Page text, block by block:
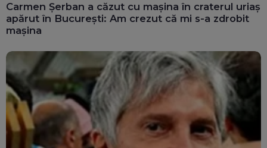
Carmen Șerban a căzut cu mașina în craterul uriaș
apărut în București: Am crezut că mi s-a zdrobit
mașina